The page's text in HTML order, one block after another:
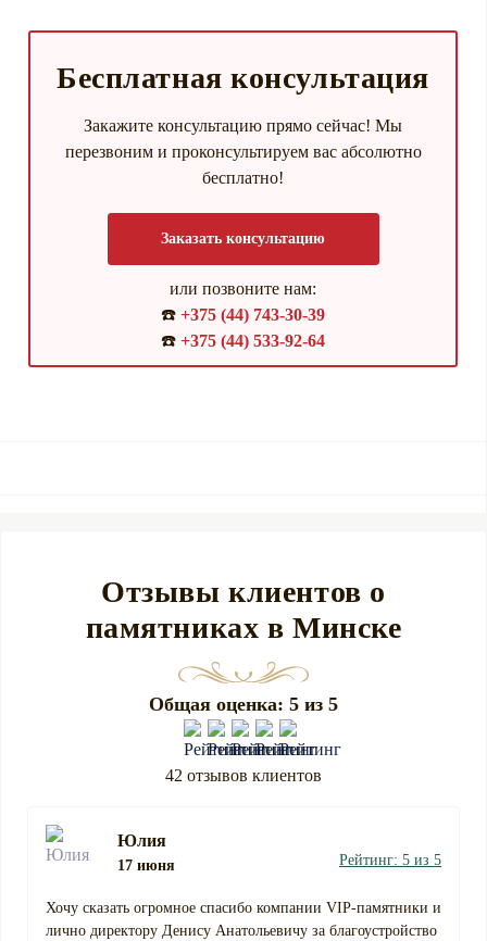
Бесплатная консультация
Закажите консультацию прямо сейчас! Мы
перезвоним и проконсультируем вас абсолютно
бесплатно!
Заказать консультацию
или позвоните нам:
☎️ +375 (44) 743-30-39
☎️ +375 (44) 533-92-64
Отзывы клиентов о
памятниках в Минске
Общая оценка: 5 из 5
42 отзывов клиентов
Юлия
17 июня Рейтинг: 5 из 5
Хочу сказать огромное спасибо компании VIP-памятники и
лично директору Денису Анатольевичу за благоустройство